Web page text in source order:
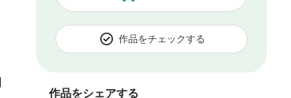
作品をチェックする
作品をシェアする